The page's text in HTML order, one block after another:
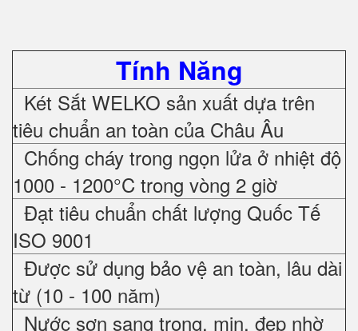
Tính Năng
Két Sắt WELKO sản xuất dựa trên
tiêu chuẩn an toàn của Châu Âu
Chống cháy trong ngọn lửa ở nhiệt độ
1000 - 1200°C trong vòng 2 giờ
Đạt tiêu chuẩn chất lượng Quốc Tế
ISO 9001
Được sử dụng bảo vệ an toàn, lâu dài
từ (10 - 100 năm)
Nước sơn sang trọng, mịn, đẹp nhờ